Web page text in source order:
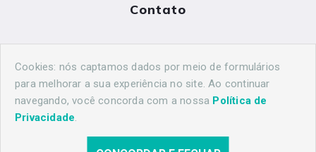
Contato
(44) 99883-8883
maringahistorica@gmail.com
Cookies: nós captamos dados por meio de formulários
para melhorar a sua experiência no site. Ao continuar
navegando, você concorda com a nossa Política de
Privacidade.